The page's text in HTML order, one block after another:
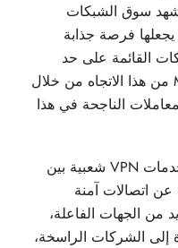
شهد سوق الشبكات
يجعلها فرصة جذابة
القائمة على حد
سواء. تستفيد شركة MergersCorp من هذا الاتجاه من خلال
الناجحة في هذا
في عالم رقمي متزايد، اكتسبت خدمات VPN شعبية بين
اتصالات آمنة
من الجهات الفاعلة،
إلى الشركات الراسخة،